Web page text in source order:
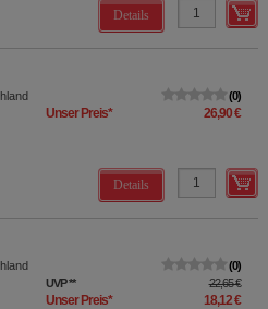
Details
0
Unser Preis* 26,90 €
Details
0
UVP** 22,65 €
Unser Preis* 18,12 €